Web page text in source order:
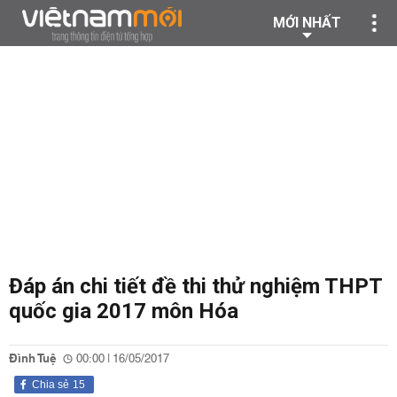
MỚI NHẤT
Đáp án chi tiết đề thi thử nghiệm THPT
quốc gia 2017 môn Hóa
Đình Tuệ 00:00 | 16/05/2017
15
Chia sẻ